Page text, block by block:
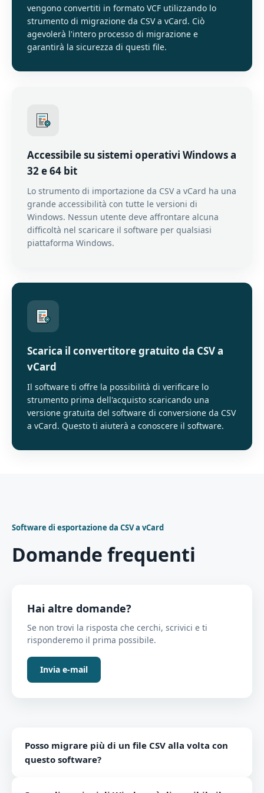
vengono convertiti in formato VCF utilizzando lo
strumento di migrazione da CSV a vCard. Ciò
agevolerà l'intero processo di migrazione e
garantirà la sicurezza di questi file.
Accessibile su sistemi operativi Windows a
32 e 64 bit
Lo strumento di importazione da CSV a vCard ha una
grande accessibilità con tutte le versioni di
Windows. Nessun utente deve affrontare alcuna
difficoltà nel scaricare il software per qualsiasi
piattaforma Windows.
Scarica il convertitore gratuito da CSV a
vCard
Il software ti offre la possibilità di verificare lo
strumento prima dell'acquisto scaricando una
versione gratuita del software di conversione da CSV
a vCard. Questo ti aiuterà a conoscere il software.
Software di esportazione da CSV a vCard
Domande frequenti
Hai altre domande?
Se non trovi la risposta che cerchi, scrivici e ti
risponderemo il prima possibile.
Invia e-mail
Posso migrare più di un file CSV alla volta con
questo software?